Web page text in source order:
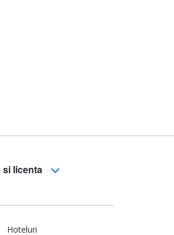
licenta
Hoteluri